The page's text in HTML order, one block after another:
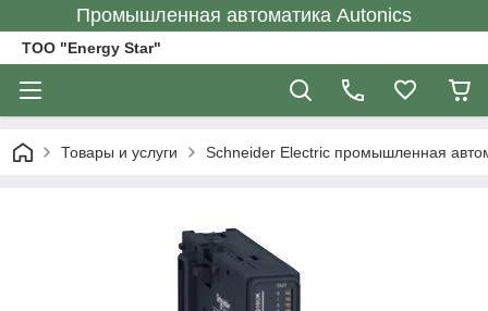
Промышленная автоматика Autonics
ТОО "Energy Star"
Товары и услуги Schneider Electric промышленная